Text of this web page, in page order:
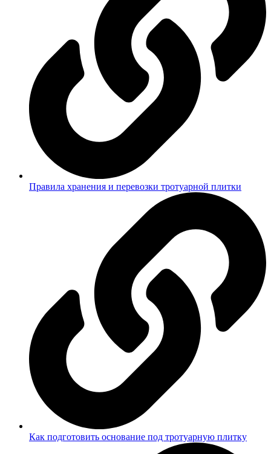
Правила хранения и перевозки тротуарной плитки
Как подготовить основание под тротуарную плитку